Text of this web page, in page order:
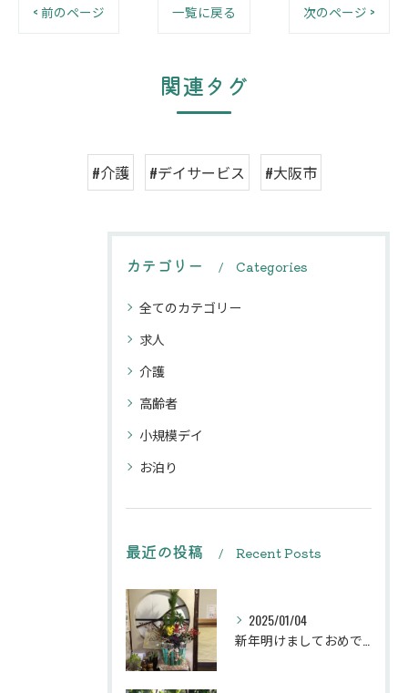
< 前のページ 一覧に戻る 次のページ >
関連タグ
#介護 #デイサービス #大阪市
カテゴリー Categories
全てのカテゴリー
求人
介護
高齢者
小規模デイ
お泊り
最近の投稿 Recent Posts
2025/01/04